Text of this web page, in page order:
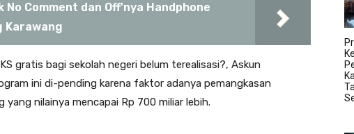
No Comment dan Off'nya Handphone
Karawang
gratis bagi sekolah negeri belum terealisasi?, Askun
ini di-pending karena faktor adanya pemangkasan
yang nilainya mencapai Rp 700 miliar lebih.